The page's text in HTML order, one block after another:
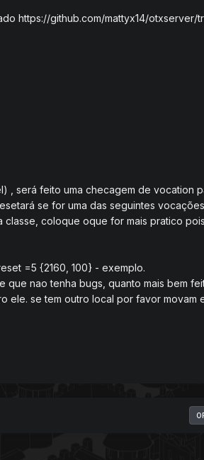
https://github.com/mattyx14/otxserver/
será feito uma checagem de vocation
se for uma das seguintes
coloque oque for mais pratico
=5 {2160, 100} - exemplo.
nao tenha bugs, quanto mais bem
se tem outro local por favor movam